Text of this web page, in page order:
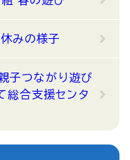
みの様子
子つながり遊び
総合支援センタ